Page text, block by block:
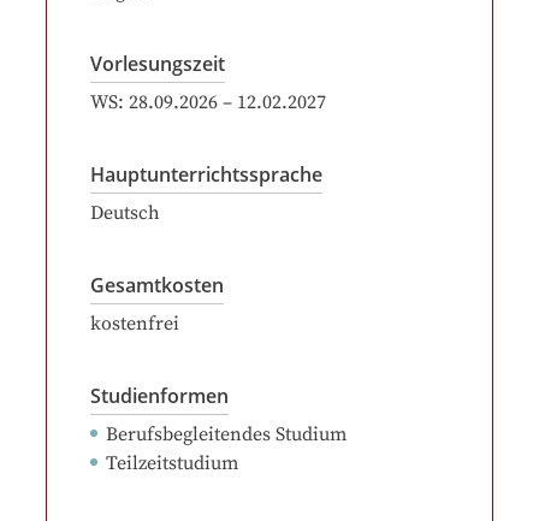
Vorlesungszeit
WS: 28.09.2026 – 12.02.2027
Hauptunterrichtssprache
Deutsch
Gesamtkosten
kostenfrei
Studienformen
Berufsbegleitendes Studium
Teilzeitstudium